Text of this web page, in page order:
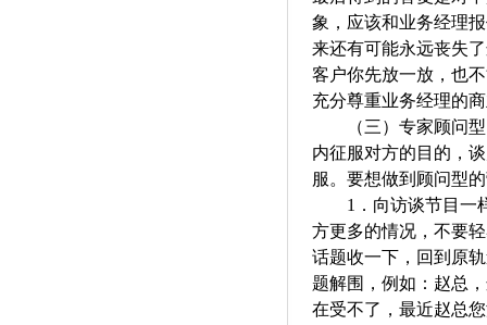
象，应该和业务经理
来还有可能永远丧失
客户你先放一放，也
充分尊重业务经理的
（三） 专家顾问
内征服对方的目的，
服。要想做到顾问型
1． 向访谈节目一
方更多的情况，不要
话题收一下，回到原
题解围，例如：赵总
在受不了，最近赵总